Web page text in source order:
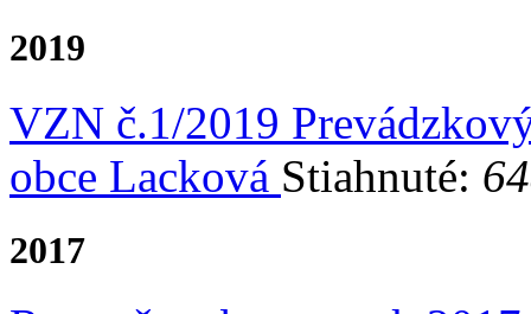
2019
VZN č.1/2019
obce Lacková Stiahnuté:
2017